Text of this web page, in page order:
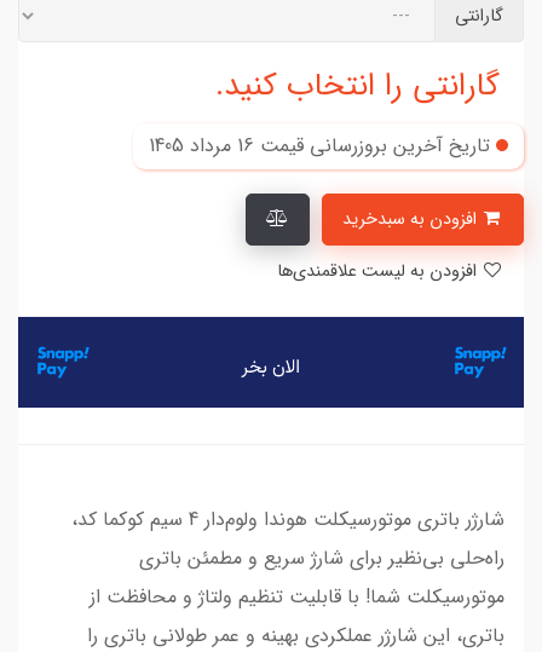
گارانتی
گارانتی را انتخاب کنید.
تاریخ آخرین بروزرسانی قیمت 16 مرداد 1405
شارژر باتری موتورسیکلت هوندا ولوم‌دار 4 سیم کوکما کد،
راه‌حلی بی‌نظیر برای شارژ سریع و مطمئن باتری
موتورسیکلت شما! با قابلیت تنظیم ولتاژ و محافظت از
باتری، این شارژر عملکردی بهینه و عمر طولانی باتری را